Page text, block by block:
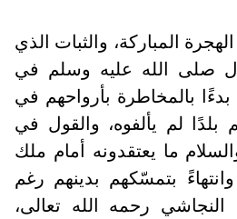
المباركة، والثبات الذي
صلى الله عليه وسلم في
بدءًا بالمخاطرة بأرواحهم في
لم يألفوه، والقول في
ما يعتقدونه أمام ملك
بتمسّكهم بدينهم رغم
رحمه الله تعالى،